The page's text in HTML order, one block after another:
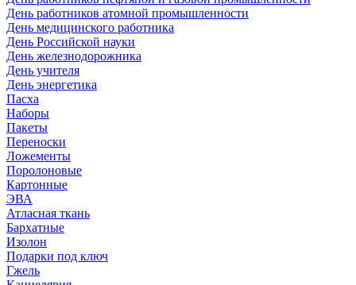
День работников атомной промышленности
День медицинского работника
День Российской науки
День железнодорожника
День учителя
День энергетика
Пасха
Наборы
Пакеты
Переноски
Ложементы
Поролоновые
Картонные
ЭВА
Атласная ткань
Бархатные
Изолон
Подарки под ключ
Гжель